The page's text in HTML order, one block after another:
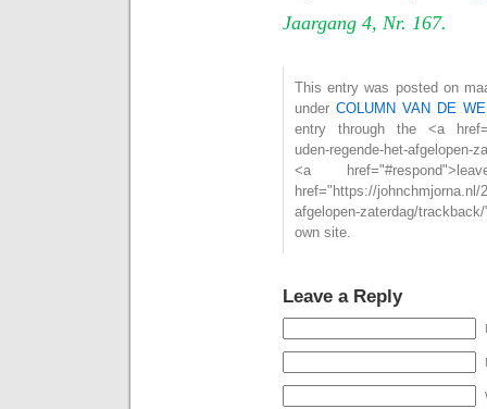
Jaargang 4, Nr. 167.
This entry was posted on
under COLUMN VAN DE
entry through the <a
uden-regende-het-
<a
href="https://johnchmjorna.nl/
afgelopen-zaterdag/
own site.
Leave a Reply